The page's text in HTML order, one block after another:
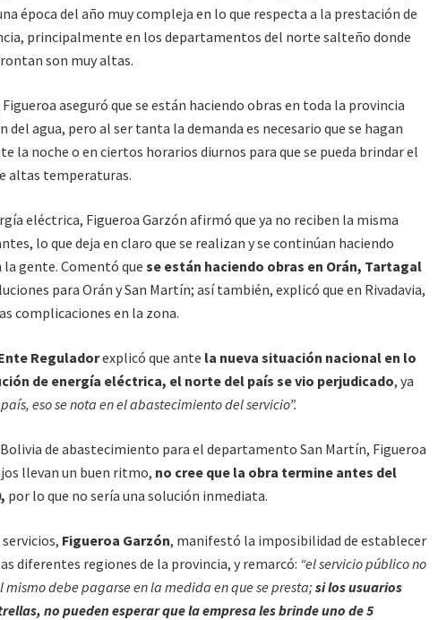
época del año muy compleja en lo que respecta a la prestación de
principalmente en los departamentos del norte salteño donde
son muy altas.
aseguró que se están haciendo obras en toda la provincia
agua, pero al ser tanta la demanda es necesario que se hagan
la noche o en ciertos horarios diurnos para que se pueda brindar el
altas temperaturas.
eléctrica, Figueroa Garzón afirmó que ya no reciben la misma
lo que deja en claro que se realizan y se continúan haciendo
gente. Comentó que se están haciendo obras en Orán, Tartagal
para Orán y San Martín; así también, explicó que en Rivadavia,
complicaciones en la zona.
Reguladorexplicó que ante la nueva situación nacional en lo
de energía eléctrica, el norte del país se vio perjudicado, ya
eso se nota en el abastecimiento del servicio”.
de abastecimiento para el departamento San Martín, Figueroa
llevan un buen ritmo, no cree que la obra termine antes del
por lo que no sería una solución inmediata.
Figueroa Garzón, manifestó la imposibilidad de establecer
diferentes regiones de la provincia, y remarcó: “el servicio público no
debe pagarse en la medida en que se presta; si los usuarios
no pueden esperar que la empresa les brinde uno de 5